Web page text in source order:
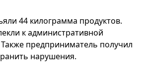
44 килограмма продуктов.
к административной
предприниматель получил
нарушения.